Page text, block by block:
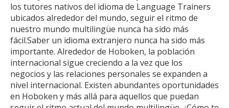
los tutores nativos del idioma de Language Trainers
ubicados alrededor del mundo, seguir el ritmo de
nuestro mundo multilingüe nunca ha sido más
fácil.Saber un idioma extranjero nunca ha sido más
importante. Alrededor de Hoboken, la población
internacional sigue creciendo a la vez que los
negocios y las relaciones personales se expanden a
nivel internacional. Existen abundantes oportunidades
en Hoboken y más allá para aquellos que puedan